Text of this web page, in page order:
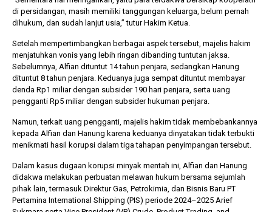
di persidangan, masih memiliki tanggungan keluarga, belum pernah
dihukum, dan sudah lanjut usia,” tutur Hakim Ketua.
Setelah mempertimbangkan berbagai aspek tersebut, majelis hakim
menjatuhkan vonis yang lebih ringan dibanding tuntutan jaksa.
Sebelumnya, Alfian dituntut 14 tahun penjara, sedangkan Hanung
dituntut 8 tahun penjara. Keduanya juga sempat dituntut membayar
denda Rp1 miliar dengan subsider 190 hari penjara, serta uang
pengganti Rp5 miliar dengan subsider hukuman penjara.
Namun, terkait uang pengganti, majelis hakim tidak membebankannya
kepada Alfian dan Hanung karena keduanya dinyatakan tidak terbukti
menikmati hasil korupsi dalam tiga tahapan penyimpangan tersebut.
Dalam kasus dugaan korupsi minyak mentah ini, Alfian dan Hanung
didakwa melakukan perbuatan melawan hukum bersama sejumlah
pihak lain, termasuk Direktur Gas, Petrokimia, dan Bisnis Baru PT
Pertamina International Shipping (PIS) periode 2024–2025 Arief